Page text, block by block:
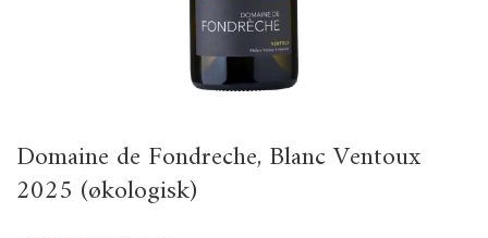
Domaine de Fondreche, Blanc Ventoux
2025 (økologisk)